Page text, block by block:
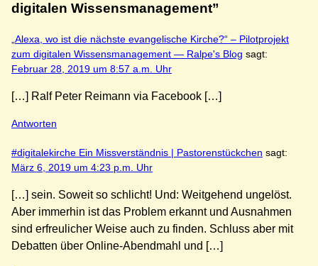
digitalen Wissensmanagement”
„Alexa, wo ist die nächste evangelische Kirche?“ – Pilotprojekt
zum digitalen Wissensmanagement — Ralpe's Blog sagt:
Februar 28, 2019 um 8:57 a.m. Uhr
[…] Ralf Peter Reimann via Facebook […]
Antworten
#digitalekirche Ein Missverständnis | Pastorenstückchen sagt:
März 6, 2019 um 4:23 p.m. Uhr
[…] sein. Soweit so schlicht! Und: Weitgehend ungelöst.
Aber immerhin ist das Problem erkannt und Ausnahmen
sind erfreulicher Weise auch zu finden. Schluss aber mit
Debatten über Online-Abendmahl und […]